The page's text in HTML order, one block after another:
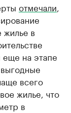
отмечали,
жилье в
на этапе
всего
жилье, что
в